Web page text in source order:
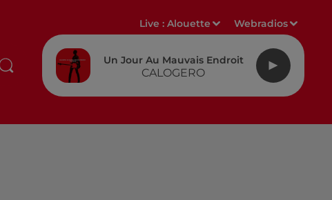
Live :Alouette Webradios
Un Jour Au Mauvais Endroit
CALOGERO